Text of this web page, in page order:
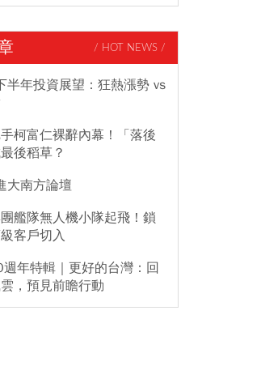
/ HOT NEWS /
半年投資展望：狂熱漲勢 vs
柯富仁裸辭內幕！「落後
後稻草？
大南方論壇
艦隊無人機小隊起飛！鎖
客戶切入
年特輯｜更好的台灣：回
，預見前瞻行動